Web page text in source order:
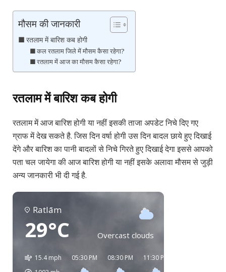
मौसम की जानकारी
रतलाम में बारिश कब होगी
कल रतलाम जिले में मौसम कैसा रहेगा?
रतलाम में आज का मौसम कैसा रहेगा?
रतलाम में बारिश कब होगी
रतलाम में आज बारिश होगी या नहीं इसकी ताजा अपडेट निचे दिए गए
ग्राफ में देख सकते है. जिस दिन वर्षा होगी उस दिन बादल छाये हुए दिखाई
देंगे और बारिश का पानी बादलों से निचे गिरते हुए दिखाई देगा इससे आपको
पता चल जायेगा की आज बारिश होगी या नहीं इसके अलावा मौसम से जुड़ी
अन्य जानकारी भी दी गई है.
Ratlām
29°C Overcast clouds
15.4 mph
05:30 PM 08:30 PM 11:30 PM